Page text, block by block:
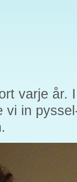
varje år.
vi in